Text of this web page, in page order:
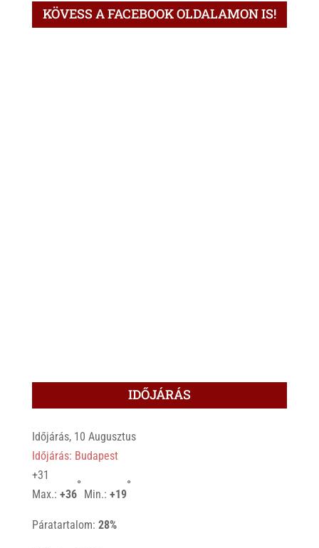
KÖVESS A FACEBOOK OLDALAMON IS!
IDŐJÁRÁS
Időjárás, 10 Augusztus
Időjárás: Budapest
+31
Max.: +36
°
Min.: +19
°
Páratartalom: 28%